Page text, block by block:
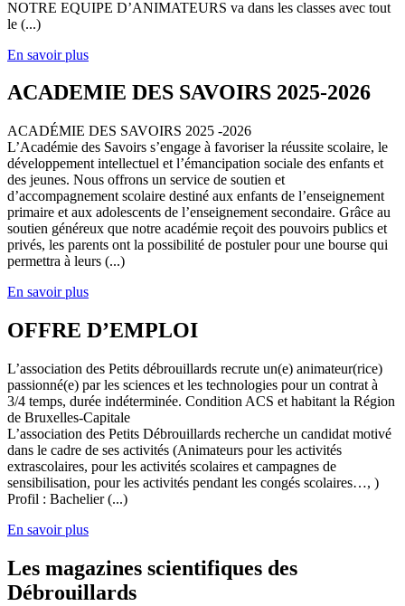
NOTRE EQUIPE D’ANIMATEURS va dans les classes avec tout
le (...)
En savoir plus
ACADEMIE DES SAVOIRS 2025-2026
ACADÉMIE DES SAVOIRS 2025 -2026
L’Académie des Savoirs s’engage à favoriser la réussite scolaire, le
développement intellectuel et l’émancipation sociale des enfants et
des jeunes. Nous offrons un service de soutien et
d’accompagnement scolaire destiné aux enfants de l’enseignement
primaire et aux adolescents de l’enseignement secondaire. Grâce au
soutien généreux que notre académie reçoit des pouvoirs publics et
privés, les parents ont la possibilité de postuler pour une bourse qui
permettra à leurs (...)
En savoir plus
OFFRE D’EMPLOI
L’association des Petits débrouillards recrute un(e) animateur(rice)
passionné(e) par les sciences et les technologies pour un contrat à
3/4 temps, durée indéterminée. Condition ACS et habitant la Région
de Bruxelles-Capitale
L’association des Petits Débrouillards recherche un candidat motivé
dans le cadre de ses activités (Animateurs pour les activités
extrascolaires, pour les activités scolaires et campagnes de
sensibilisation, pour les activités pendant les congés scolaires…, )
Profil : Bachelier (...)
En savoir plus
Les magazines scientifiques des
Débrouillards